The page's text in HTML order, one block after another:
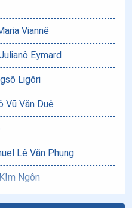
Viannê
Eymard
Ligôri
Vũ Văn Duệ
Lê Văn Phụng
Ngôn